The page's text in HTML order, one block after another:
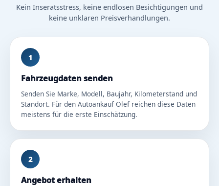
Kein Inseratsstress, keine endlosen Besichtigungen und
keine unklaren Preisverhandlungen.
1
Fahrzeugdaten senden
Senden Sie Marke, Modell, Baujahr, Kilometerstand und
Standort. Für den Autoankauf Olef reichen diese Daten
meistens für die erste Einschätzung.
2
Angebot erhalten